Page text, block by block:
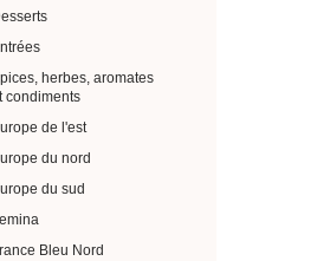
herbes, aromates
condiments
de l'est
du nord
du sud
Bleu Nord